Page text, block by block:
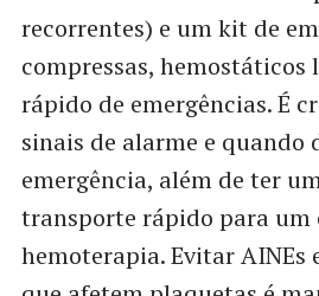
recorrentes) e um kit de
compressas, hemostáticos
rápido de emergências. É
sinais de alarme e quando
emergência, além de ter
transporte rápido para um
hemoterapia. Evitar AINEs